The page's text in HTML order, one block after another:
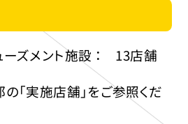
ーズメント施設 ： 13店舗
「実施店舗」をご参照くだ